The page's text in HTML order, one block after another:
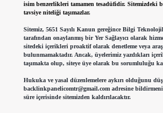
isim benzerlikleri tamamen tesadüfidir. Sitemizdeki
tavsiye niteliği taşımazlar.
Sitemiz, 5651 Sayılı Kanun gereğince Bilgi
tarafından onaylanmış bir Yer Sağlayıcı olarak
sitedeki içerikleri proaktif olarak denetleme veya
bulunmamaktadır. Ancak, üyelerimiz yazdıkları
taşımakta olup, siteye üye olarak bu sorumluluğu
Hukuka ve yasal düzenlemelere aykırı olduğunu
backlinkpanelicomtr@gmail.comadresine
süre içerisinde sitemizden kaldırılacaktır.